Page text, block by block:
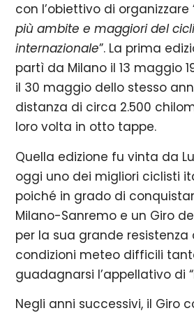
con l’obiettivo di organizzare
più ambite e maggiori del
internazionale”. La prima
partì da Milano il 13 maggio
il 30 maggio dello stesso
distanza di circa 2.500
loro volta in otto tappe.
Quella edizione fu vinta da
oggi uno dei migliori ciclisti
poiché in grado di
Milano-Sanremo e un Giro
per la sua grande resistenza
condizioni meteo difficili
guadagnarsi l’appellativo di
Negli anni successivi, il Giro